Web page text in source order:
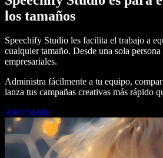
los tamaños
Speechify Studio les facilita el trabajo a
cualquier tamaño. Desde una sola
empresariales.
Administra fácilmente a tu equipo,
lanza tus campañas creativas más rápido
Abrir Studio